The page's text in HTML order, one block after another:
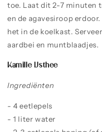
toe. Laat dit 2-7 minuten
en de agavesiroop
het in de koelkast.
aardbei en muntblaadjes.
Kamille IJsthee
Ingrediënten
-4 eetlepels
- 1 liter water